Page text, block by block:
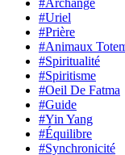
#Uriel
#Prière
#Animaux
#Spiritualité
#Spiritisme
#Oeil De Fatma
#Guide
#Yin Yang
#Équilibre
#Synchronicité